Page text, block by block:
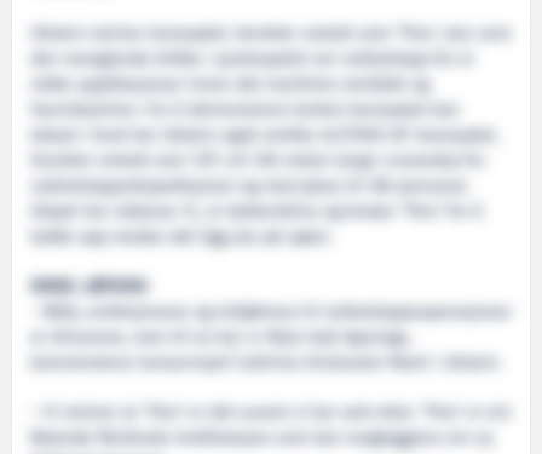
Ulstein meiner konseptet, heretter omtalt som ‘Thor’, kan vere
den manglande brikka i puslespelet om nullutslepp for ei
rekke applikasjonar innan det maritime området og
havindustrien. For å demonstrere korleis konseptet kan
takast i bruk har Ulstein også utvikla ULSTEIN SIF-konseptet,
heretter omtalt som ‘Sif’; eit 100 meter langt cruiseskip for
nullutsleppsekspedisjonar og med plass til 160 personar.
ladde opp medan det ligg ute på sjøen.
ENKEL LØYSING
- Måla, ambisjonane og miljøkrava til nullutsleppsoperasjonar
er drivarane, men til no har vi ikkje hatt løysinga,
– Vi meiner at ‘Thor’ er det svaret vi har sett etter. ‘Thor’ er ein
flytande fleirbruks-kraftstasjon som kan mogleggjere ein ny